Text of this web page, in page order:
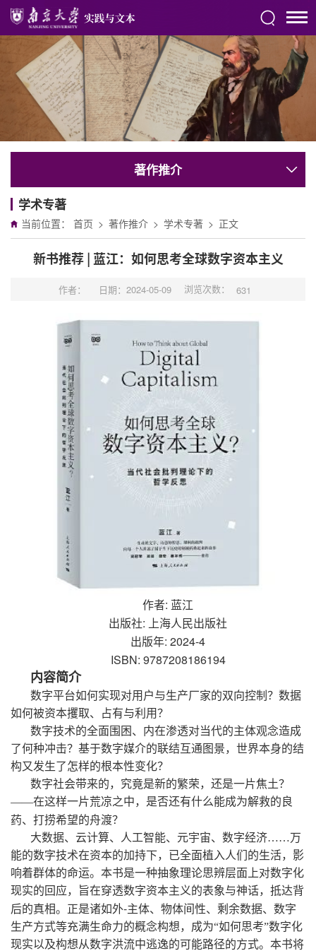
著作推介
学术专著
当前位置： 首页 > 著作推介 > 学术专著 > 正文
新书推荐 | 蓝江：如何思考全球数字资本主义
作者： 日期：2024-05-09 浏览次数： 631
作者: 蓝江
出版社:
上海人民出版社
出版年: 2024-4
ISBN: 9787208186194
内容简介
数字平台如何实现对用户与生产厂家的双向控制？数据
如何被资本攫取、占有与利用？
数字技术的全面围困、内在渗透对当代的主体观念造成
了何种冲击？基于数字媒介的联结互通图景，世界本身的结
构又发生了怎样的根本性变化？
数字社会带来的，究竟是新的繁荣，还是一片焦土？
——在这样一片荒凉之中，是否还有什么能成为解救的良
药、打捞希望的舟渡？
大数据、云计算、人工智能、元宇宙、数字经济……万
能的数字技术在资本的加持下，已全面植入人们的生活，影
响着群体的命运。本书是一种抽象理论思辨层面上对数字化
现实的回应，旨在穿透数字资本主义的表象与神话，抵达背
后的真相。正是诸如外-主体、物体间性、剩余数据、数字
生产方式等充满生命力的概念构想，成为“如何思考”数字化
现实以及构想从数字洪流中逃逸的可能路径的方式。本书将